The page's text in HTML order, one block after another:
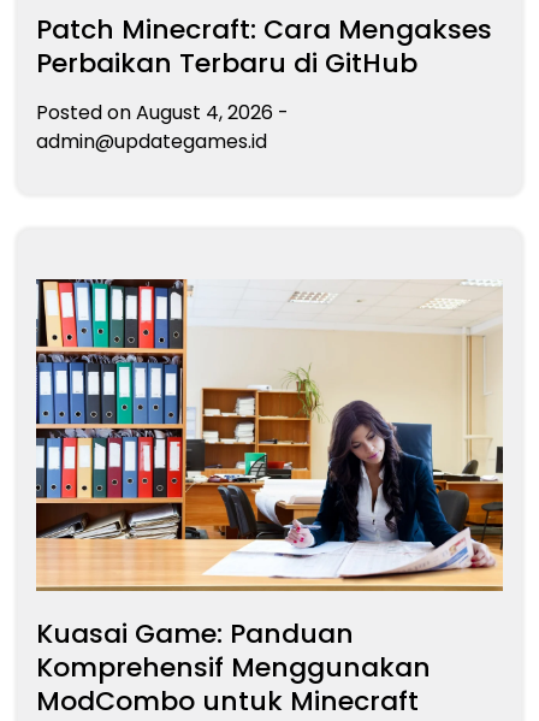
Patch Minecraft: Cara Mengakses
Perbaikan Terbaru di GitHub
Posted onAugust 4, 2026 -
admin@updategames.id
Kuasai Game: Panduan
Komprehensif Menggunakan
ModCombo untuk Minecraft